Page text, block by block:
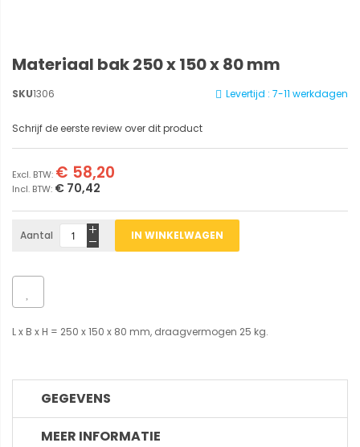
Materiaal bak 250 x 150 x 80 mm
Levertijd : 7-11 werkdagen
SKU1306
Schrijf de eerste review over dit product
€ 70,42
€ 58,20
Aantal IN WINKELWAGEN
L x B x H = 250 x 150 x 80 mm, draagvermogen 25 kg.
GEGEVENS
MEER INFORMATIE